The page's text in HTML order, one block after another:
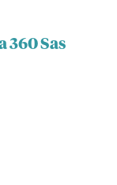
360 Sas